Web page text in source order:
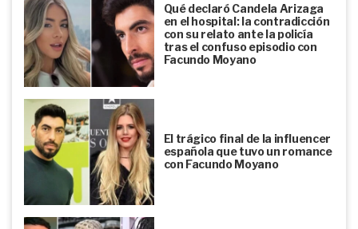
Qué declaró Candela Arizaga
en el hospital: la contradicción
con su relato ante la policía
tras el confuso episodio con
Facundo Moyano
El trágico final de la influencer
española que tuvo un romance
con Facundo Moyano